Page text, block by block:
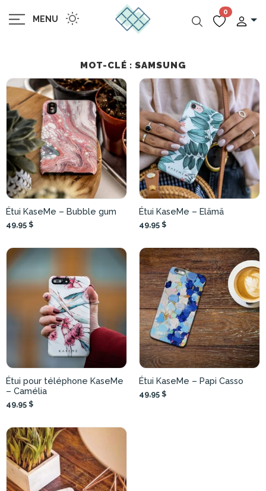
MENU
0
MOT-CLÉ : SAMSUNG
Étui KaseMe – Bubble gum
49,95 $
Étui KaseMe – Elämä
49,95 $
Étui pour téléphone KaseMe
– Camélia
49,95 $
Étui KaseMe – Papi Casso
49,95 $